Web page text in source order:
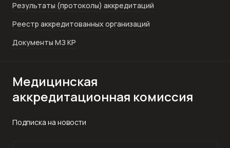
Результаты (протоколы) аккредитаций
Реестр аккредитованных организаций
Документы МЗ КР
Медицинская
аккредитационная комиссия
Подписка на новости